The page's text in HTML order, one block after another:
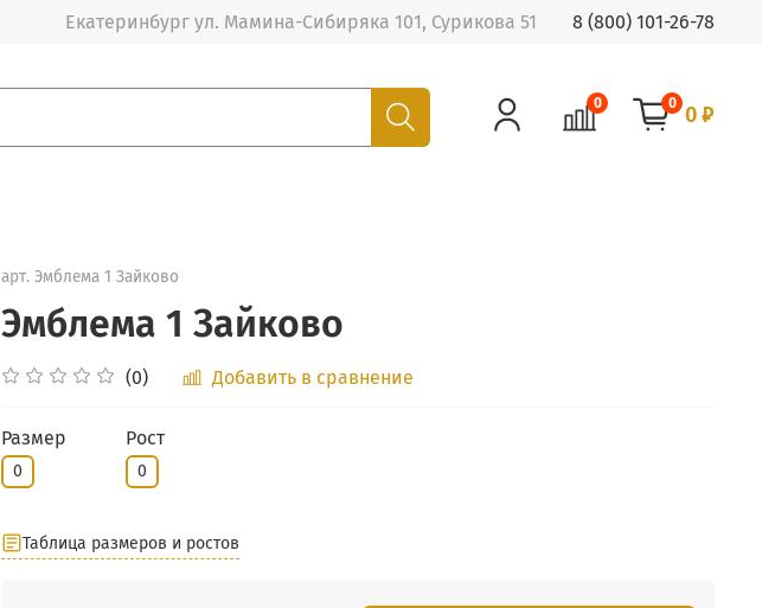
Екатеринбург ул. Мамина-Сибиряка 101, Сурикова 51 8 (800) 101-26-78
0 0 0 ₽
арт. Эмблема 1 Зайково
Эмблема 1 Зайково
(0) Добавить в сравнение
Размер
0
Рост
0
Таблица размеров и ростов